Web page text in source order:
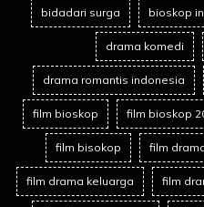
bidadari surga bioskop
drama komedi
drama romantis indonesia
film bioskop film bioskop
film bisokop film
film drama keluarga film